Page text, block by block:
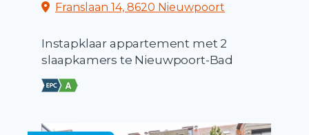
Franslaan 14, 8620 Nieuwpoort
Instapklaar appartement met 2
slaapkamers te Nieuwpoort-Bad